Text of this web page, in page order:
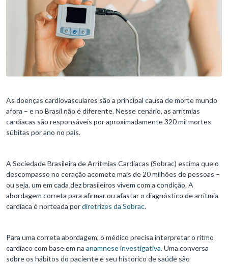
As doenças cardiovasculares são a principal causa de morte mundo
afora – e no Brasil não é diferente. Nesse cenário, as arritmias
cardíacas são responsáveis por aproximadamente 320 mil mortes
súbitas por ano no país.
A Sociedade Brasileira de Arritmias Cardíacas (Sobrac) estima que o
descompasso no coração acomete mais de 20 milhões de pessoas –
ou seja, um em cada dez brasileiros vivem com a condição. A
abordagem correta para afirmar ou afastar o diagnóstico de arritmia
cardíaca é norteada pordiretrizes da Sobrac.
Para uma correta abordagem, o médico precisa interpretar o ritmo
cardíaco com base em na anamnese investigativa. Uma conversa
sobre os hábitos do paciente e seu histórico de saúde são